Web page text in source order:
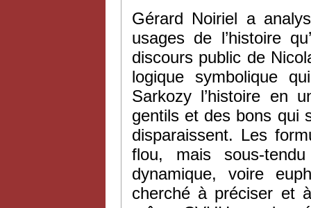
Gérard Noiriel a
usages de l’histoire
discours public de
logique symbolique
Sarkozy l’histoire en
gentils et des bons qui
disparaissent. Les
flou, mais sous-
dynamique, voire
cherché à préciser et